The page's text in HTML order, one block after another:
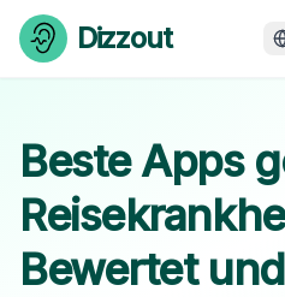
Skip to content
Dizzout
Beste Apps
Bewertet